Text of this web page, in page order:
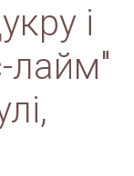
і
лайм"